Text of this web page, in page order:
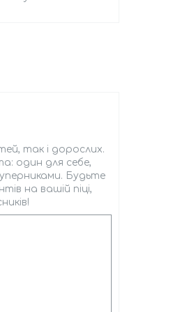
так і дорослих.
один для себе,
Будьте
на вашій піці,